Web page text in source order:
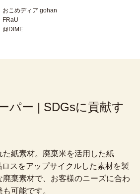
おこめディア gohan
FRaU
@DIME
パー | SDGsに貢献す
た紙素材。廃棄米を活用した紙
スをアップサイクルした素材を製
棄素材で、お客様のニーズに合わ
可能です。